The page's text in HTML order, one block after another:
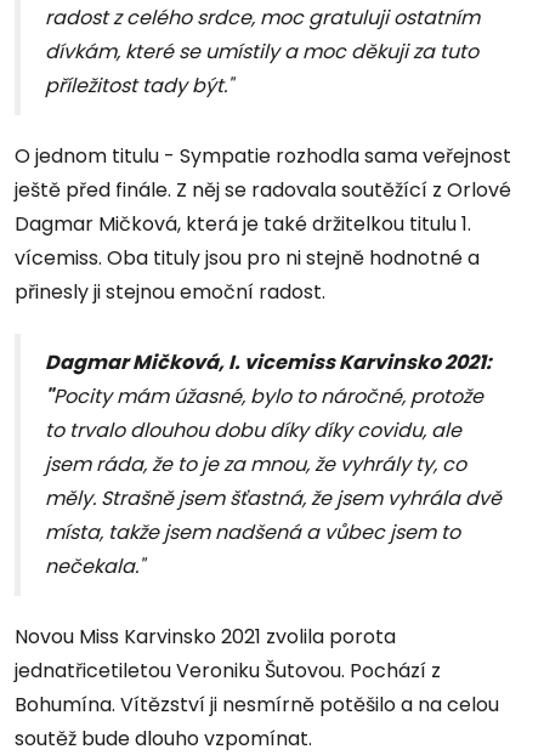
radost z celého srdce, moc gratuluji ostatním
dívkám, které se umístily a moc děkuji za tuto
příležitost tady být."
O jednom titulu - Sympatie rozhodla sama veřejnost
ještě před finále. Z něj se radovala soutěžící z Orlové
Dagmar Mičková, která je také držitelkou titulu 1.
vícemiss. Oba tituly jsou pro ni stejně hodnotné a
přinesly ji stejnou emoční radost.
Dagmar Mičková, I. vicemiss Karvinsko 2021:
"Pocity mám úžasné, bylo to náročné, protože
to trvalo dlouhou dobu díky díky covidu, ale
jsem ráda, že to je za mnou, že vyhrály ty, co
měly. Strašně jsem šťastná, že jsem vyhrála dvě
místa, takže jsem nadšená a vůbec jsem to
nečekala."
Novou Miss Karvinsko 2021 zvolila porota
jednatřicetiletou Veroniku Šutovou. Pochází z
Bohumína. Vítězství ji nesmírně potěšilo a na celou
soutěž bude dlouho vzpomínat.